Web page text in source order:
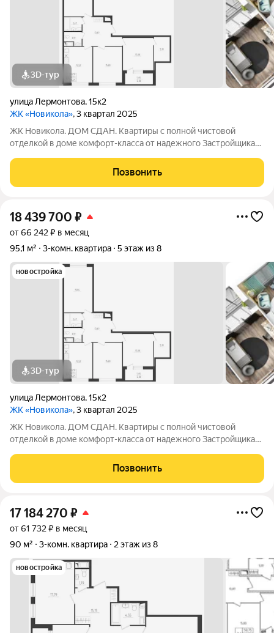
3D-тур
улица Лермонтова,15к2
ЖК «Новикола», 3 квартал 2025
ЖК Новикола. ДОМ СДАН. Квартиры с полной чистовой
отделкой в доме комфорт-класса от надежного Застройщика
время вдали от шума и суеты улиц.
Позвонить
18 439 700 ₽
от 66 242 ₽ в месяц
95,1 м²
3-комн. квартира 5 этаж из 8
новостройка
3D-тур
улица Лермонтова,15к2
ЖК «Новикола», 3 квартал 2025
ЖК Новикола. ДОМ СДАН. Квартиры с полной чистовой
отделкой в доме комфорт-класса от надежного Застройщика
время вдали от шума и суеты улиц.
Позвонить
17 184 270 ₽
от 61 732 ₽ в месяц
90 м²
3-комн. квартира 2 этаж из 8
новостройка